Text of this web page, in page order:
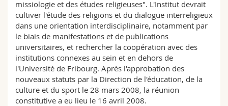
Formation continue
Lettres et sciences humaines
Sciences de l'éducation et de la formation
Sciences et médecine
Interfacultaire
Médias
Chercheurs
Collaborateurs
Doctorants
Plan d'accès
Bibliothèques
Webmail
Programme des cours
missiologie et des études religieuses". L'Institut devrait
cultiver l'étude des religions et du dialogue interreligieux
dans une orientation interdisciplinaire, notamment par
le biais de manifestations et de publications
universitaires, et rechercher la coopération avec des
institutions connexes au sein et en dehors de
l'Université de Fribourg. Après l'approbation des
nouveaux statuts par la Direction de l'éducation, de la
culture et du sport le 28 mars 2008, la réunion
constitutive a eu lieu le 16 avril 2008.